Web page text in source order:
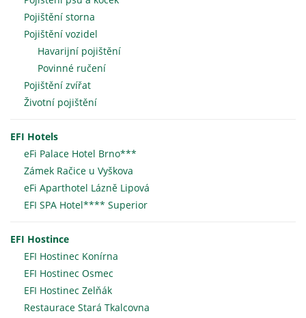
Pojištění storna
Pojištění vozidel
Havarijní pojištění
Povinné ručení
Pojištění zvířat
Životní pojištění
EFI Hotels
eFi Palace Hotel Brno***
Zámek Račice u Vyškova
eFi Aparthotel Lázně Lipová
EFI SPA Hotel**** Superior
EFI Hostince
EFI Hostinec Konírna
EFI Hostinec Osmec
EFI Hostinec Zelňák
Restaurace Stará Tkalcovna